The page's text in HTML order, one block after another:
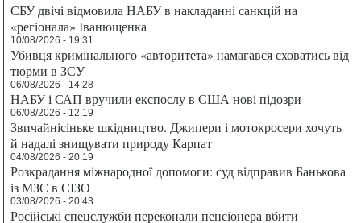
СБУ двічі відмовила НАБУ в накладанні санкцій на
«регіонала» Іванющенка
10/08/2026 - 19:31
Убивця кримінального «авторитета» намагався сховатись від
тюрми в ЗСУ
06/08/2026 - 14:28
НАБУ і САП вручили експослу в США нові підозри
06/08/2026 - 12:19
Звичайнісіньке шкідництво. Джипери і мотокросери хочуть
й надалі знищувати природу Карпат
04/08/2026 - 20:19
Розкрадання міжнародної допомоги: суд відправив Банькова
із МЗС в СІЗО
03/08/2026 - 20:43
Російські спецслужби переконали пенсіонера вбити